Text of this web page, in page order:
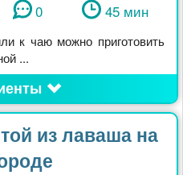
0 45 мин
к чаю можно приготовить
...
из лаваша на